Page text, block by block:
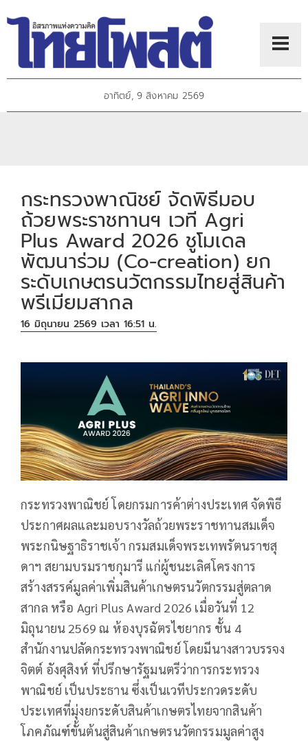
อาทิตย์, 9 สิงหาคม 2569
กระทรวงพาณิชย์ จัดพิธีมอบ
ถ้วยพระราชทานฯ เวที Agri
Plus Award 2026 ชูโมเดล
พัฒนาร่วม (Co-creation) ยก
ระดับเกษตรนวัตกรรมไทยสู่สินค้า
พรีเมียมสากล
16 มิถุนายน 2569 เวลา 16:51 น.
กระทรวงพาณิชย์ โดยกรมการค้าต่างประเทศ จัดพิธี
ประกาศผลและมอบรางวัลถ้วยพระราชทานสมเด็จ
พระกนิษฐาธิราชเจ้า กรมสมเด็จพระเทพรัตนราชสุ
ดาฯ สยามบรมราชกุมารี แก่ผู้ชนะเลิศโครงการ
สร้างสรรค์มูลค่าเพิ่มสินค้าเกษตรนวัตกรรมสู่ตลาด
สากล หรือ Agri Plus Award 2026 เมื่อวันที่ 12
มิถุนายน 2569 ณ ห้องบุรฉัตรไชยากร ชั้น 4
สำนักงานปลัดกระทรวงพาณิชย์ โดยมีนางสาวบรรจง
จิตต์ อังศุสิงห์ ที่ปรึกษารัฐมนตรีว่าการกระทรวง
พาณิชย์ เป็นประธาน ซึ่งเป็นเวทีประกวดระดับ
ประเทศที่มุ่งยกระดับสินค้าเกษตรไทยจากสินค้า
โภคภัณฑ์ขั้นต้นสู่สินค้าเกษตรนวัตกรรมมูลค่าสูง